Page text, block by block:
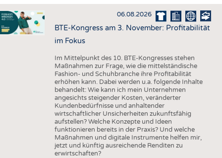
HAUS- UND HEIMTEXTILIEN
BEKLEIDUNG
AUSSCHREIBUNGEN
DTV AUSSCHREIBUNGSDIENST
STATISTICS
DAUNENCHECK
ADRESSEN & LINKS
TERMINE
BRANCHENTERMINE
06.08.2026
BTE-Kongress am 3. November: Profitabilität
im Fokus
Im Mittelpunkt des 10. BTE-Kongresses stehen
Maßnahmen zur Frage, wie die mittelständische
Fashion- und Schuhbranche ihre Profitabilität
erhöhen kann. Dabei werden u.a. folgende Inhalte
behandelt: Wie kann ich mein Unternehmen
angesichts steigender Kosten, veränderter
Kundenbedürfnisse und anhaltender
wirtschaftlicher Unsicherheiten zukunftsfähig
aufstellen? Welche Konzepte und Ideen
funktionieren bereits in der Praxis? Und welche
Maßnahmen und digitale Instrumente helfen mir,
jetzt und künftig ausreichende Renditen zu
erwirtschaften?